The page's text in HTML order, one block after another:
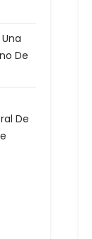
De
De